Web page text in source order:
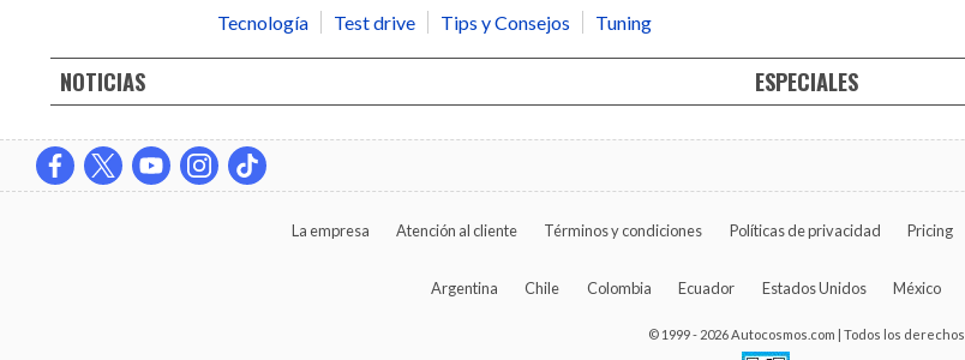
Tecnología
Test drive Tips y Consejos Tuning
NOTICIAS ESPECIALES
La empresa Atención al cliente Términos y condiciones Políticas de privacidad Pricing
Argentina Chile Colombia Ecuador Estados Unidos México
© 1999 - 2026 Autocosmos.com | Todos los derechos